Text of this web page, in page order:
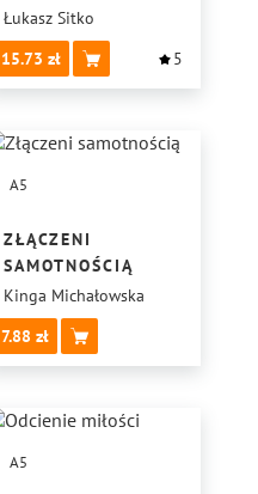
Łukasz Sitko
15.73
5
A5
ZŁĄCZENI
SAMOTNOŚCIĄ
Kinga Michałowska
7.88
A5